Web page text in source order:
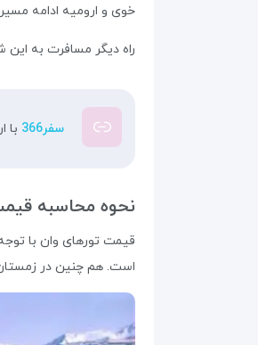
خوی و ارومیه ادامه
راه دیگر مسافرت به
سفر366 با
نحوه محاسبه
قیمت تورهای وان با
است. هم چنین در